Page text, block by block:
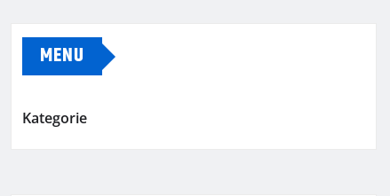
MENU
Kategorie